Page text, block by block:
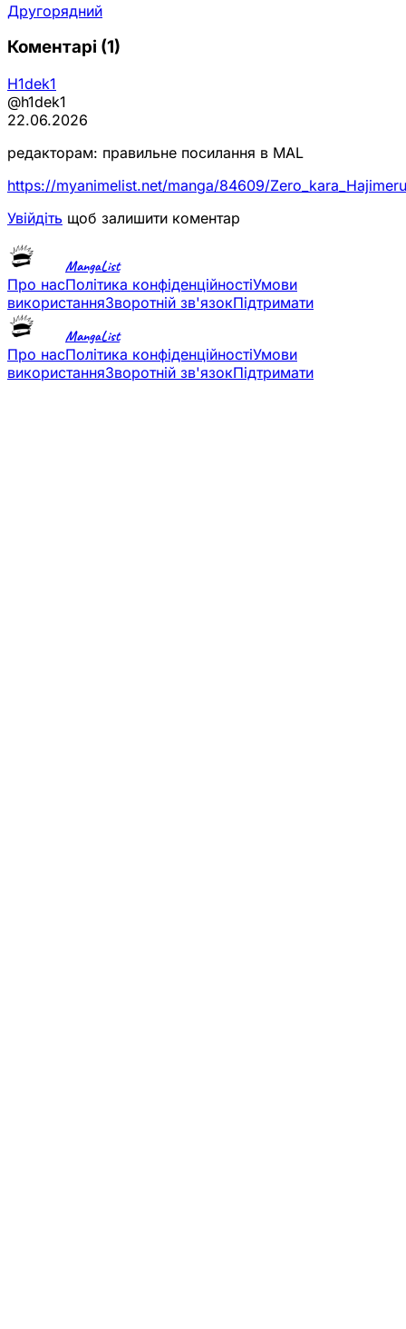
Другорядний
Коментарі (1)
H1dek1
@h1dek1
22.06.2026
редакторам: правильне посилання в MAL
https://myanimelist.net/manga/84609/
Увійдіть щоб залишити коментар
MangaList
Про насПолітика конфіденційностіУмови
використанняЗворотній зв'язокПідтримати
MangaList
Про насПолітика конфіденційностіУмови
використанняЗворотній зв'язокПідтримати